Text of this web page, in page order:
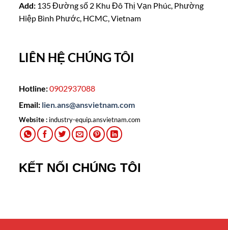
Add: 135 Đường số 2 Khu Đô Thị Vạn Phúc, Phường
Hiệp Bình Phước, HCMC, Vietnam
LIÊN HỆ CHÚNG TÔI
Hotline:0902937088
Email: lien.ans@ansvietnam.com
Website : industry-equip.ansvietnam.com
KẾT NỐI CHÚNG TÔI